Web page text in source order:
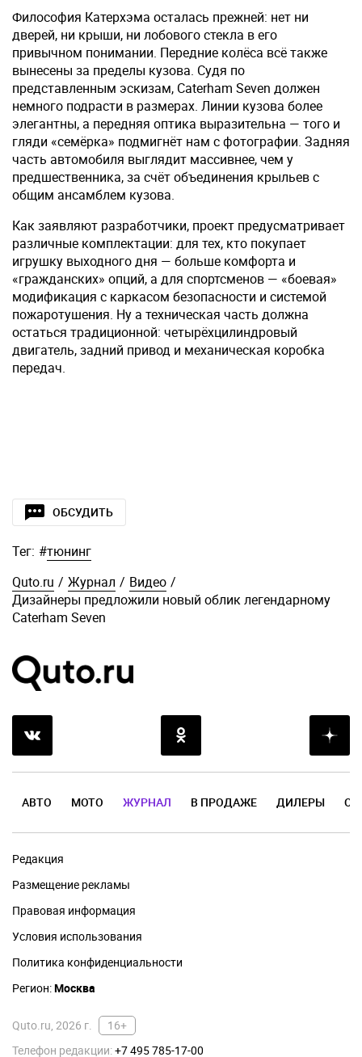
Философия Катерхэма осталась прежней: нет ни
дверей, ни крыши, ни лобового стекла в его
привычном понимании. Передние колёса всё также
вынесены за пределы кузова. Судя по
представленным эскизам, Caterham Seven должен
немного подрасти в размерах. Линии кузова более
элегантны, а передняя оптика выразительна — того и
гляди «семёрка» подмигнёт нам с фотографии. Задняя
часть автомобиля выглядит массивнее, чем у
предшественника, за счёт объединения крыльев с
общим ансамблем кузова.
Как заявляют разработчики, проект предусматривает
различные комплектации: для тех, кто покупает
игрушку выходного дня — больше комфорта и
«гражданских» опций, а для спортсменов — «боевая»
модификация с каркасом безопасности и системой
пожаротушения. Ну а техническая часть должна
остаться традиционной: четырёхцилиндровый
двигатель, задний привод и механическая коробка
передач.
ОБСУДИТЬ
Тег: #тюнинг
Quto.ru / Журнал / Видео /
Дизайнеры предложили новый облик легендарному
Caterham Seven
АВТО МОТО ЖУРНАЛ В ПРОДАЖЕ ДИЛЕРЫ
Редакция
Размещение рекламы
Правовая информация
Условия использования
Политика конфиденциальности
Регион:Москва
Quto.ru, 2026 г.
16+
Телефон редакции:+7 495 785-17-00